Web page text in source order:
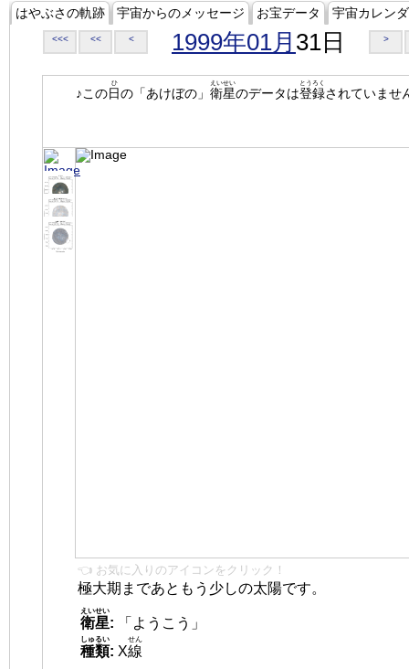
はやぶさの軌跡 宇宙からのメッセージ お宝データ 宇宙カレン
<<< << < 1999年01月 31日 >
♪この日
ひ
の「あけぼの」 衛星
えいせい
のデータは登録
とうろく
されていませ
👈 お気に入りのアイコンをクリック！
極大期まであともう少しの太陽です。
衛星
えいせい
:
「ようこう」
種類
しゅるい
: X線
せん